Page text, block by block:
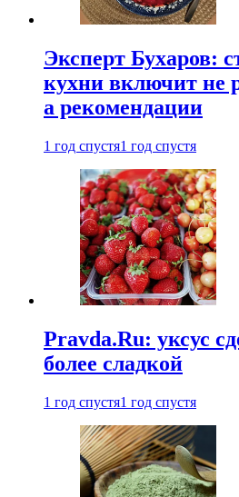
Эксперт Бухаров:
кухни включит не
а рекомендации
1 год спустя1 год спустя
Pravda.Ru: уксус
более сладкой
1 год спустя1 год спустя